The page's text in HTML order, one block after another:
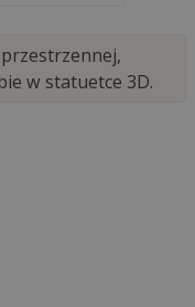
w statuetce 3D.